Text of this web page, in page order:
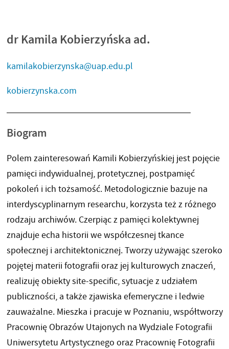
dr Kamila Kobierzyńska ad.
kamilakobierzynska@uap.edu.pl
kobierzynska.com
Biogram
Polem zainteresowań Kamili Kobierzyńskiej jest pojęcie
pamięci indywidualnej, protetycznej, postpamięć
pokoleń i ich tożsamość. Metodologicznie bazuje na
interdyscyplinarnym researchu, korzysta też z różnego
rodzaju archiwów. Czerpiąc z pamięci kolektywnej
znajduje echa historii we współczesnej tkance
społecznej i architektonicznej. Tworzy używając szeroko
pojętej materii fotografii oraz jej kulturowych znaczeń,
realizuję obiekty site-specific, sytuacje z udziałem
publiczności, a także zjawiska efemeryczne i ledwie
zauważalne. Mieszka i pracuje w Poznaniu, współtworzy
Pracownię Obrazów Utajonych na Wydziale Fotografii
Uniwersytetu Artystycznego oraz Pracownię Fotografii